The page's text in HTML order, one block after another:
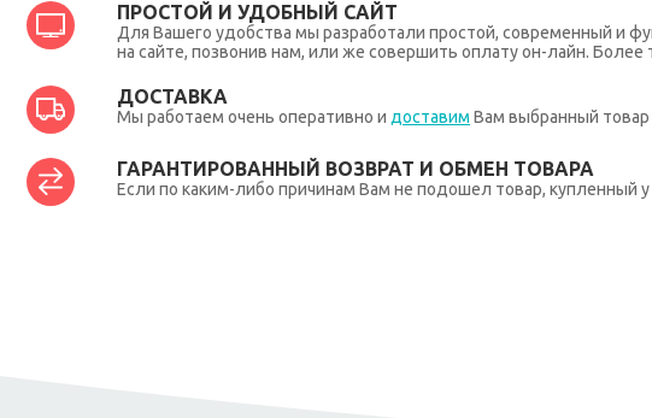
ПРОСТОЙ И УДОБНЫЙ САЙТ
Для Вашего удобства мы разработали простой, современный и
на сайте, позвонив нам, или же совершить оплату он-лайн.
ДОСТАВКА
Мы работаем очень оперативно и доставим Вам выбранный товар
ГАРАНТИРОВАННЫЙ ВОЗВРАТ И ОБМЕН ТОВАРА
Если по каким-либо причинам Вам не подошел товар, купленный